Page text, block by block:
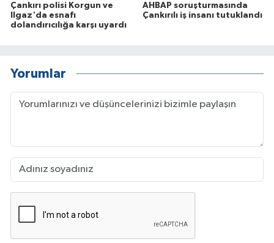
Çankırı polisi Korgun ve
Ilgaz'da esnafı
dolandırıcılığa karşı uyardı
AHBAP soruşturmasında
Çankırılı iş insanı tutuklandı
Yorumlar